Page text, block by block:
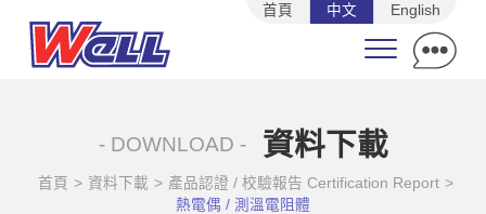
首頁 中文 English
- DOWNLOAD - 資料下載
首頁 > 資料下載 > 產品認證 / 校驗報告 Certification Report >
熱電偶 / 測溫電阻體